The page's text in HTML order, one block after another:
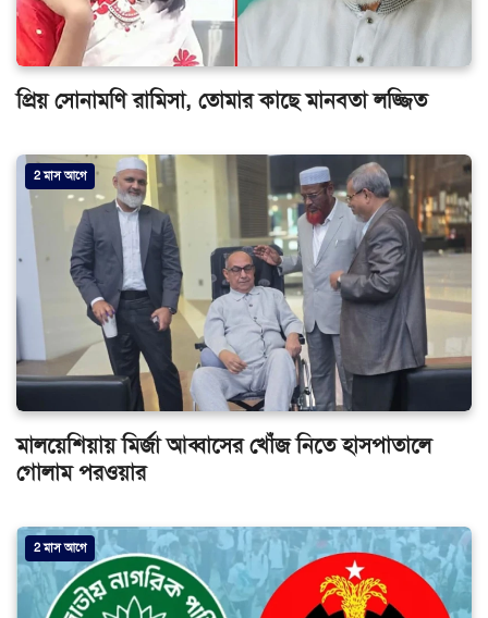
প্রিয় সোনামণি রামিসা, তোমার কাছে মানবতা লজ্জিত
2 মাস আগে
মালয়েশিয়ায় মির্জা আব্বাসের খোঁজ নিতে হাসপাতালে
গোলাম পরওয়ার
2 মাস আগে